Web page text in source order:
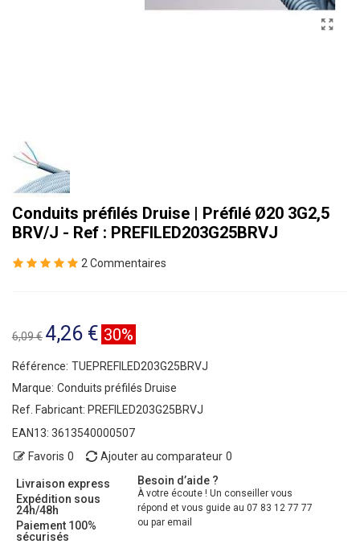
Conduits préfilés Druise | Préfilé Ø20 3G2,5
BRV/J - Ref : PREFILED203G25BRVJ
2 Commentaires
6,09 € 4,26 € 30%
Référence: TUEPREFILED203G25BRVJ
Marque: Conduits préfilés Druise
Ref. Fabricant: PREFILED203G25BRVJ
EAN13: 3613540000507
Favoris 0 Ajouter au comparateur 0
Livraison express
Expédition sous
24h/48h
Paiement 100%
sécurisés
Besoin d’aide ?
À votre écoute ! Un conseiller vous
répond et vous guide au 07 83 12 77 77
ou par email